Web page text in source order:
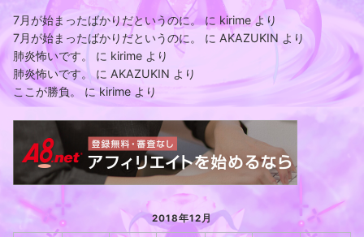
7月が始まったばかりだというのに。 に kirimeより
7月が始まったばかりだというのに。
に AKAZUKIN より
肺炎怖いです。
に kirime より
肺炎怖いです。 に AKAZUKIN より
ここが勝負。
に kirime より
2018年12月